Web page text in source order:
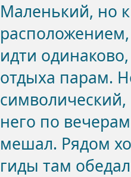
Маленький, но
идти
отдыха парам.
него по
мешал. Рядом
гиды там